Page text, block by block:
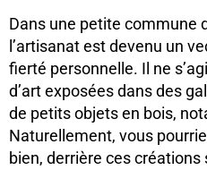
Dans une petite commune
l’artisanat est devenu un
fierté personnelle. Il ne
d’art exposées dans des
de petits objets en bois,
Naturellement, vous
bien, derrière ces